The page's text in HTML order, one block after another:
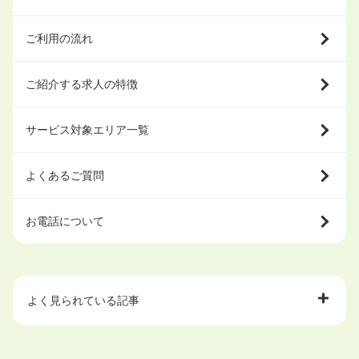
ご利用の流れ
ご紹介する求人の特徴
サービス対象エリア一覧
よくあるご質問
お電話について
よく見られている記事